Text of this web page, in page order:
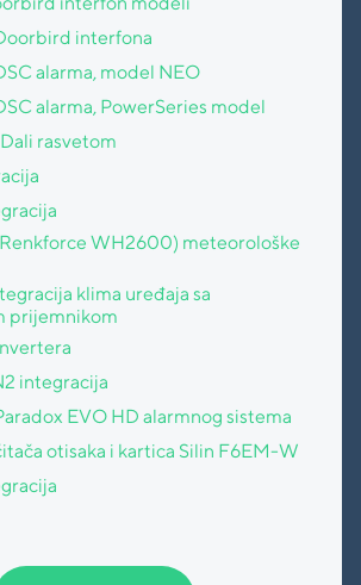
interfona
alarma, model NEO
alarma, PowerSeries model
rasvetom
WH2600) meteorološke
klima uređaja sa
prijemnikom
integracija
EVO HD alarmnog sistema
otisaka i kartica Silin F6EM-W